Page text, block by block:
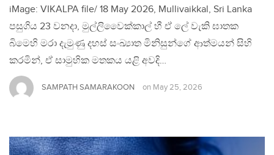
iMage: VIKALPA file/ 18 May 2026, Mullivaikkal, Sri Lanka
පසුගිය 23 වනදා, මුල්ලිවෛක්කාල් හී ඒ ලේ වැකි ඝාතක
බිමෙහි මරා දැමුණු දහස් සංඛ්‍යාත මිනිසුන්ගේ ආත්මයන් සිහි
කරමින්, ඒ සාමුහික මතකය යළි අවදි…
SAMPATH SAMARAKOON on May 25, 2026